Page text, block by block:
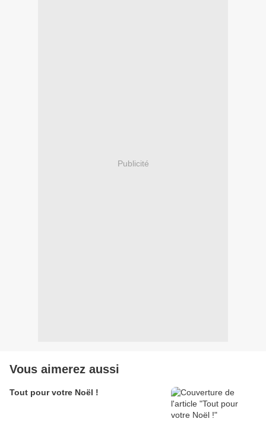
Publicité
Vous aimerez aussi
Tout pour votre Noël !